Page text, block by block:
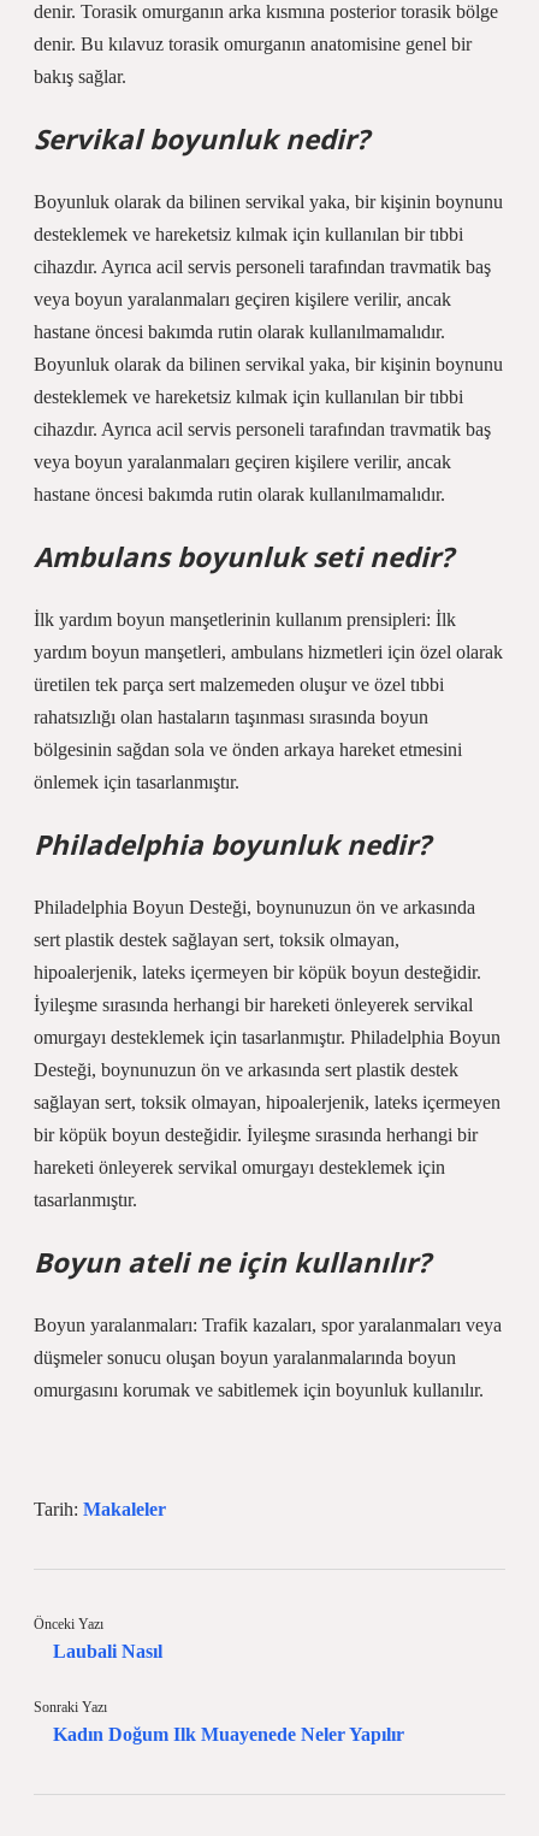
denir. Torasik omurganın arka kısmına posterior torasik bölge
denir. Bu kılavuz torasik omurganın anatomisine genel bir
bakış sağlar.
Servikal boyunluk nedir?
Boyunluk olarak da bilinen servikal yaka, bir kişinin boynunu
desteklemek ve hareketsiz kılmak için kullanılan bir tıbbi
cihazdır. Ayrıca acil servis personeli tarafından travmatik baş
veya boyun yaralanmaları geçiren kişilere verilir, ancak
hastane öncesi bakımda rutin olarak kullanılmamalıdır.
Boyunluk olarak da bilinen servikal yaka, bir kişinin boynunu
desteklemek ve hareketsiz kılmak için kullanılan bir tıbbi
cihazdır. Ayrıca acil servis personeli tarafından travmatik baş
veya boyun yaralanmaları geçiren kişilere verilir, ancak
hastane öncesi bakımda rutin olarak kullanılmamalıdır.
Ambulans boyunluk seti nedir?
İlk yardım boyun manşetlerinin kullanım prensipleri: İlk
yardım boyun manşetleri, ambulans hizmetleri için özel olarak
üretilen tek parça sert malzemeden oluşur ve özel tıbbi
rahatsızlığı olan hastaların taşınması sırasında boyun
bölgesinin sağdan sola ve önden arkaya hareket etmesini
önlemek için tasarlanmıştır.
Philadelphia boyunluk nedir?
Philadelphia Boyun Desteği, boynunuzun ön ve arkasında
sert plastik destek sağlayan sert, toksik olmayan,
hipoalerjenik, lateks içermeyen bir köpük boyun desteğidir.
İyileşme sırasında herhangi bir hareketi önleyerek servikal
omurgayı desteklemek için tasarlanmıştır. Philadelphia Boyun
Desteği, boynunuzun ön ve arkasında sert plastik destek
sağlayan sert, toksik olmayan, hipoalerjenik, lateks içermeyen
bir köpük boyun desteğidir. İyileşme sırasında herhangi bir
hareketi önleyerek servikal omurgayı desteklemek için
tasarlanmıştır.
Boyun ateli ne için kullanılır?
Boyun yaralanmaları: Trafik kazaları, spor yaralanmaları veya
düşmeler sonucu oluşan boyun yaralanmalarında boyun
omurgasını korumak ve sabitlemek için boyunluk kullanılır.
Tarih: Makaleler
Önceki Yazı
Laubali Nasıl
Sonraki Yazı
Kadın Doğum Ilk Muayenede Neler Yapılır